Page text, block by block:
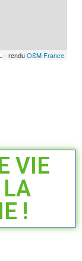
- renduOSM France
VIE
LA
!